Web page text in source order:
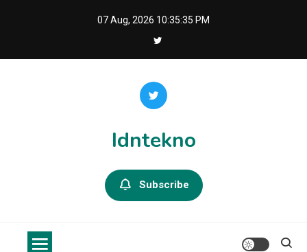
07 Aug, 2026 10:35:35 PM
Idntekno
Subscribe